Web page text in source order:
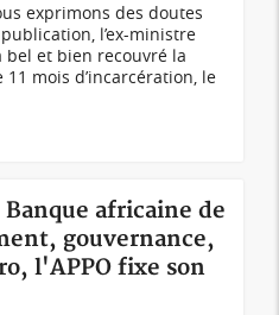
exprimons des doutes
l’ex-ministre
bel et bien recouvré la
mois d’incarcération, le
africaine de
gouvernance,
l'APPO fixe son